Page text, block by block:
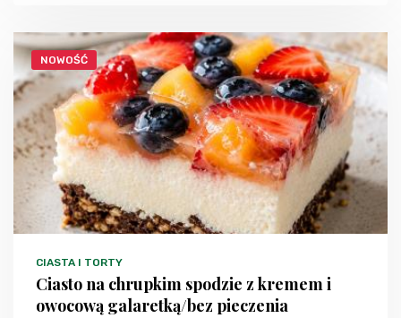
NOWOŚĆ
CIASTA I TORTY
Ciasto na chrupkim spodzie z kremem i
owocową galaretką/bez pieczenia